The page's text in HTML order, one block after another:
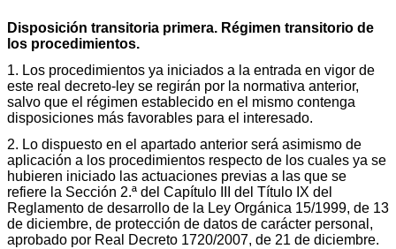
Disposición transitoria primera. Régimen transitorio de
los procedimientos.
1. Los procedimientos ya iniciados a la entrada en vigor de
este real decreto-ley se regirán por la normativa anterior,
salvo que el régimen establecido en el mismo contenga
disposiciones más favorables para el interesado.
2. Lo dispuesto en el apartado anterior será asimismo de
aplicación a los procedimientos respecto de los cuales ya se
hubieren iniciado las actuaciones previas a las que se
refiere la Sección 2.ª del Capítulo III del Título IX del
Reglamento de desarrollo de la Ley Orgánica 15/1999, de 13
de diciembre, de protección de datos de carácter personal,
aprobado por Real Decreto 1720/2007, de 21 de diciembre.